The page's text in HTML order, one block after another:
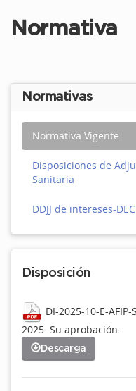
Normativa
Normativas
Normativa Vigente
Disposiciones de
Sanitaria
DDJJ de intereses-
Disposición
DI-2025-10-E-
2025. Su aprobación.
Descarga